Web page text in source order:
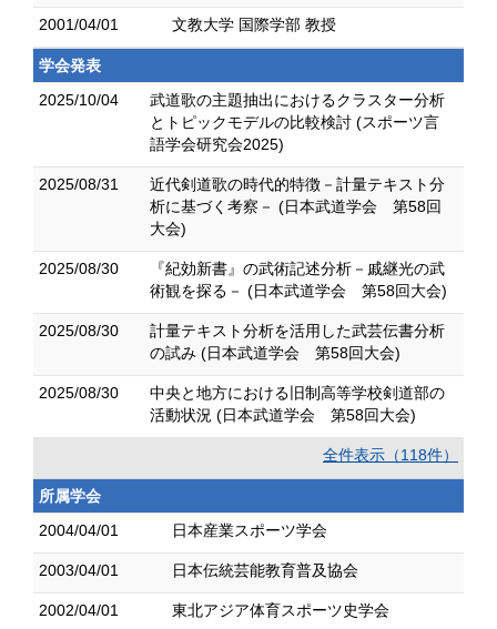
2001/04/01 文教大学 国際学部 教授
学会発表
2025/10/04
武道歌の主題抽出におけるクラスター分析
とトピックモデルの比較検討 (スポーツ言
語学会研究会2025)
2025/08/31
近代剣道歌の時代的特徴－計量テキスト分
析に基づく考察－ (日本武道学会 第58回
大会)
2025/08/30
『紀効新書』の武術記述分析－戚継光の武
術観を探る－ (日本武道学会 第58回大会)
2025/08/30
計量テキスト分析を活用した武芸伝書分析
の試み (日本武道学会 第58回大会)
2025/08/30
中央と地方における旧制高等学校剣道部の
活動状況 (日本武道学会 第58回大会)
全件表示（118件）
所属学会
2004/04/01
日本産業スポーツ学会
2003/04/01 日本伝統芸能教育普及協会
2002/04/01 東北アジア体育スポーツ史学会